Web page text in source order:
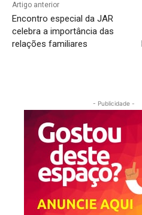
Artigo anterior
Encontro especial da JAR
celebra a importância das
relações familiares
- Publicidade -